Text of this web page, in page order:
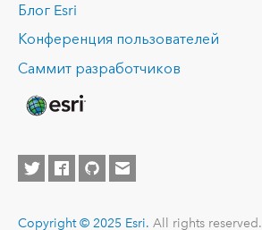
Блог Esri
Конференция пользователей
Саммит разработчиков
Copyright © 2025 Esri. All rights reserved. |